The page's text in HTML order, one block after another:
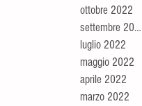
ottobre 2022
settembre 2022
luglio 2022
maggio 2022
aprile 2022
marzo 2022